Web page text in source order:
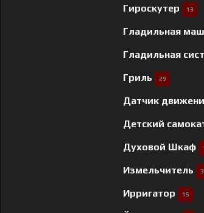
Гироскутер 13
Гладильная
Гладильная
Гриль 29
Датчик
Детский
Духовой Шкаф
Измельчитель 3
Ирригатор 15